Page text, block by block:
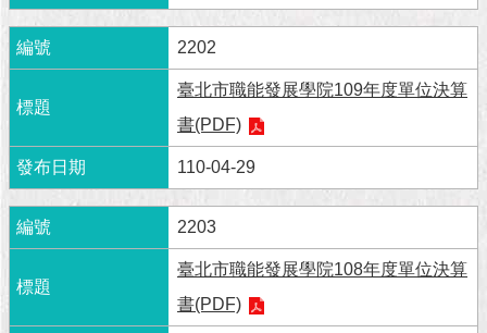
成
果
政
料
館
發
臺
2202
臺北市職能發展學院109年度單位決算
書(PDF)
110-04-29
2203
臺北市職能發展學院108年度單位決算
書(PDF)